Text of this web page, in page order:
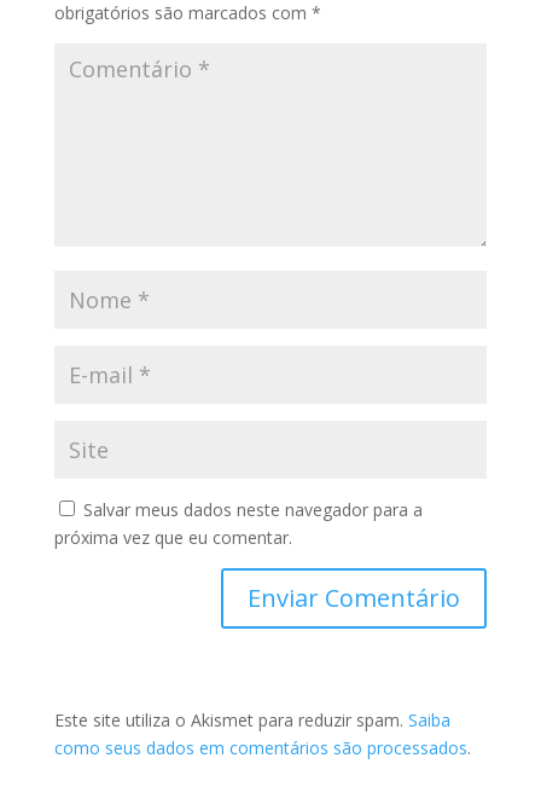
obrigatórios são marcados com *
Salvar meus dados neste navegador para a
próxima vez que eu comentar.
Este site utiliza o Akismet para reduzir spam. Saiba
como seus dados em comentários são processados.